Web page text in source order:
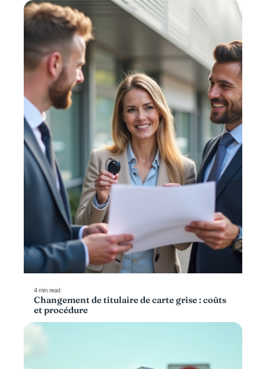
4 min read
Changement de titulaire de carte grise : coûts
et procédure